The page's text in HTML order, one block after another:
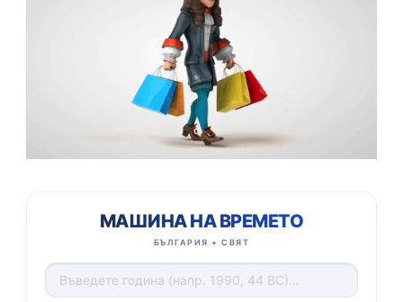
МАШИНА НА ВРЕМЕТО
БЪЛГАРИЯ + СВЯТ